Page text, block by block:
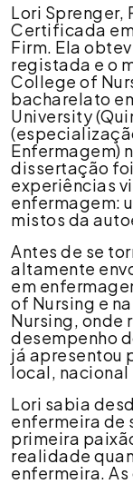
Lori
Sprenger
Lori Sprenger,
Certificada
Firm. Ela
registada e o
College of
bacharelato
University
Enfermagem)
dissertação
experiências
enfermagem:
mistos da
Antes de se
altamente
em
of Nursing e
Nursing, onde
desempenho
já apresentou
local,
Lori sabia
enfermeira de
primeira
realidade
enfermeira.